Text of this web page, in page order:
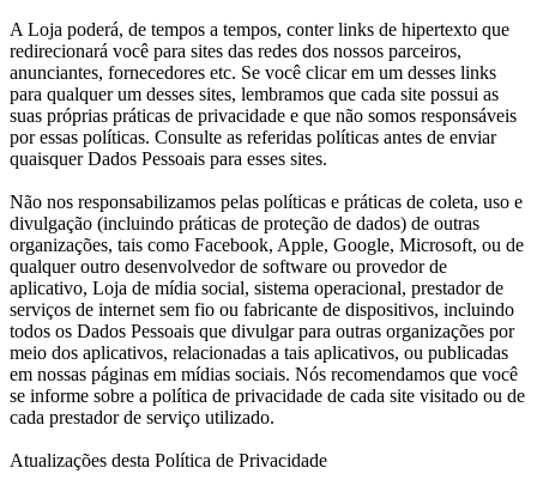
A Loja poderá, de tempos a tempos, conter links de hipertexto que
redirecionará você para sites das redes dos nossos parceiros,
anunciantes, fornecedores etc. Se você clicar em um desses links
para qualquer um desses sites, lembramos que cada site possui as
suas próprias práticas de privacidade e que não somos responsáveis
por essas políticas. Consulte as referidas políticas antes de enviar
quaisquer Dados Pessoais para esses sites.
Não nos responsabilizamos pelas políticas e práticas de coleta, uso e
divulgação (incluindo práticas de proteção de dados) de outras
organizações, tais como Facebook, Apple, Google, Microsoft, ou de
qualquer outro desenvolvedor de software ou provedor de
aplicativo, Loja de mídia social, sistema operacional, prestador de
serviços de internet sem fio ou fabricante de dispositivos, incluindo
todos os Dados Pessoais que divulgar para outras organizações por
meio dos aplicativos, relacionadas a tais aplicativos, ou publicadas
em nossas páginas em mídias sociais. Nós recomendamos que você
se informe sobre a política de privacidade de cada site visitado ou de
cada prestador de serviço utilizado.
Atualizações desta Política de Privacidade